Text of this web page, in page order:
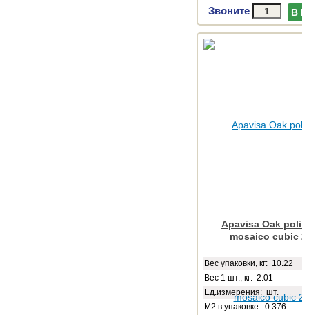
Звоните В
Apavisa Oak poli
mosaico cubic
Веc упаковки, кг: 10.22
Вес 1 шт., кг: 2.01
Ед.измерения: шт.
М2 в упаковке: 0.376